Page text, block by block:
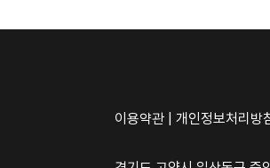
이용약관 개인정보처리방